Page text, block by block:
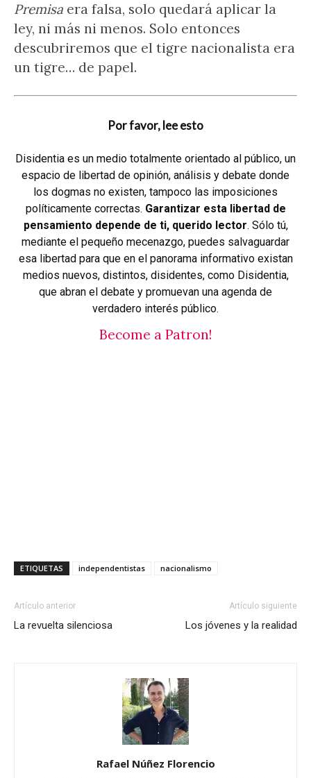
Premisa era falsa, solo quedará aplicar la
ley, ni más ni menos. Solo entonces
descubriremos que el tigre nacionalista era
un tigre… de papel.
Por favor, lee esto
Disidentia es un medio totalmente orientado al público, un
espacio de libertad de opinión, análisis y debate donde
los dogmas no existen, tampoco las imposiciones
políticamente correctas. Garantizar esta libertad de
pensamiento depende de ti, querido lector. Sólo tú,
mediante el pequeño mecenazgo, puedes salvaguardar
esa libertad para que en el panorama informativo existan
medios nuevos, distintos, disidentes, como Disidentia,
que abran el debate y promuevan una agenda de
verdadero interés público.
Become a Patron!
ETIQUETAS independentistas nacionalismo
Artículo anterior
La revuelta silenciosa
Artículo siguiente
Los jóvenes y la realidad
Rafael Núñez Florencio